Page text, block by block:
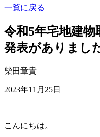
一覧に戻る
令和5年宅地建
発表がありまし
柴田章貴
2023年11月25日
こんにちは。